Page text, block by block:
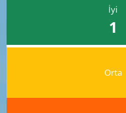
İyi
1
Orta